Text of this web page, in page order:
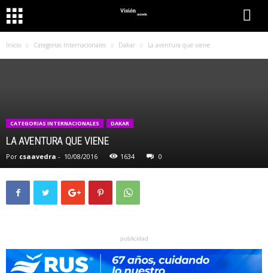
Inicio Categorias Internacionales Dakar La aventura que viene
CATEGORIAS INTERNACIONALES DAKAR
LA AVENTURA QUE VIENE
Por csaavedra - 10/08/2016 1634 0
publicidad